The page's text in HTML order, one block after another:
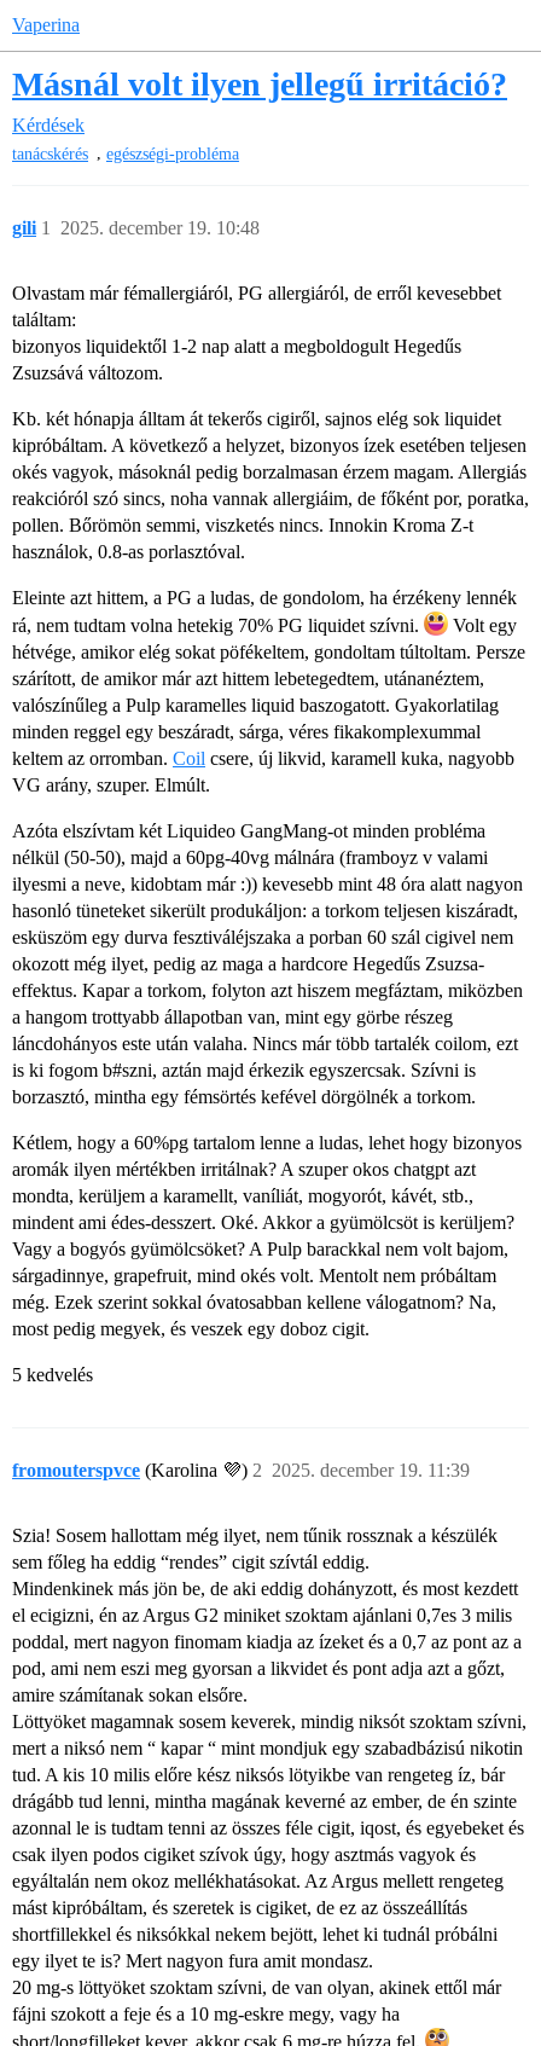
Vaperina
Másnál volt ilyen jellegű irritáció?
Kérdések
tanácskérés , egészségi-probléma
gili 2025. december 19. 10:48
1
Olvastam már fémallergiáról, PG allergiáról, de erről kevesebbet
találtam:
bizonyos liquidektől 1-2 nap alatt a megboldogult Hegedűs
Zsuzsává változom.
Kb. két hónapja álltam át tekerős cigiről, sajnos elég sok liquidet
kipróbáltam. A következő a helyzet, bizonyos ízek esetében teljesen
okés vagyok, másoknál pedig borzalmasan érzem magam. Allergiás
reakcióról szó sincs, noha vannak allergiáim, de főként por, poratka,
pollen. Bőrömön semmi, viszketés nincs. Innokin Kroma Z-t
használok, 0.8-as porlasztóval.
Eleinte azt hittem, a PG a ludas, de gondolom, ha érzékeny lennék
rá, nem tudtam volna hetekig 70% PG liquidet szívni.
Volt egy
hétvége, amikor elég sokat pöfékeltem, gondoltam túltoltam. Persze
szárított, de amikor már azt hittem lebetegedtem, utánanéztem,
valószínűleg a Pulp karamelles liquid baszogatott. Gyakorlatilag
minden reggel egy beszáradt, sárga, véres fikakomplexummal
keltem az orromban. Coil csere, új likvid, karamell kuka, nagyobb
VG arány, szuper. Elmúlt.
Azóta elszívtam két Liquideo GangMang-ot minden probléma
nélkül (50-50), majd a 60pg-40vg málnára (framboyz v valami
ilyesmi a neve, kidobtam már :)) kevesebb mint 48 óra alatt nagyon
hasonló tüneteket sikerült produkáljon: a torkom teljesen kiszáradt,
esküszöm egy durva fesztiváléjszaka a porban 60 szál cigivel nem
okozott még ilyet, pedig az maga a hardcore Hegedűs Zsuzsa-
effektus. Kapar a torkom, folyton azt hiszem megfáztam, miközben
a hangom trottyabb állapotban van, mint egy görbe részeg
láncdohányos este után valaha. Nincs már több tartalék coilom, ezt
is ki fogom b#szni, aztán majd érkezik egyszercsak. Szívni is
borzasztó, mintha egy fémsörtés kefével dörgölnék a torkom.
Kétlem, hogy a 60%pg tartalom lenne a ludas, lehet hogy bizonyos
aromák ilyen mértékben irritálnak? A szuper okos chatgpt azt
mondta, kerüljem a karamellt, vaníliát, mogyorót, kávét, stb.,
mindent ami édes-desszert. Oké. Akkor a gyümölcsöt is kerüljem?
Vagy a bogyós gyümölcsöket? A Pulp barackkal nem volt bajom,
sárgadinnye, grapefruit, mind okés volt. Mentolt nem próbáltam
még. Ezek szerint sokkal óvatosabban kellene válogatnom? Na,
most pedig megyek, és veszek egy doboz cigit.
5 kedvelés
fromouterspvce (Karolina 💜) 2025. december 19. 11:39
2
Szia! Sosem hallottam még ilyet, nem tűnik rossznak a készülék
sem főleg ha eddig “rendes” cigit szívtál eddig.
Mindenkinek más jön be, de aki eddig dohányzott, és most kezdett
el ecigizni, én az Argus G2 miniket szoktam ajánlani 0,7es 3 milis
poddal, mert nagyon finomam kiadja az ízeket és a 0,7 az pont az a
pod, ami nem eszi meg gyorsan a likvidet és pont adja azt a gőzt,
amire számítanak sokan elsőre.
Löttyöket magamnak sosem keverek, mindig niksót szoktam szívni,
mert a niksó nem “ kapar “ mint mondjuk egy szabadbázisú nikotin
tud. A kis 10 milis előre kész niksós lötyikbe van rengeteg íz, bár
drágább tud lenni, mintha magának keverné az ember, de én szinte
azonnal le is tudtam tenni az összes féle cigit, iqost, és egyebeket és
csak ilyen podos cigiket szívok úgy, hogy asztmás vagyok és
egyáltalán nem okoz mellékhatásokat. Az Argus mellett rengeteg
mást kipróbáltam, és szeretek is cigiket, de ez az összeállítás
shortfillekkel és niksókkal nekem bejött, lehet ki tudnál próbálni
egy ilyet te is? Mert nagyon fura amit mondasz.
20 mg-s löttyöket szoktam szívni, de van olyan, akinek ettől már
fájni szokott a feje és a 10 mg-eskre megy, vagy ha